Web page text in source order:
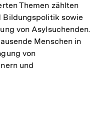
Themen zählten
Bildungspolitik sowie
von Asylsuchenden.
Menschen in
von
und